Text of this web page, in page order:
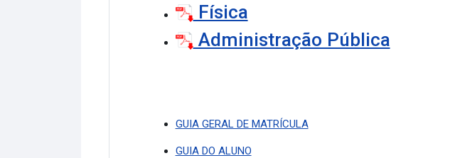
Física
Administração Pública
GUIA GERAL DE MATRÍCULA
GUIA DO ALUNO